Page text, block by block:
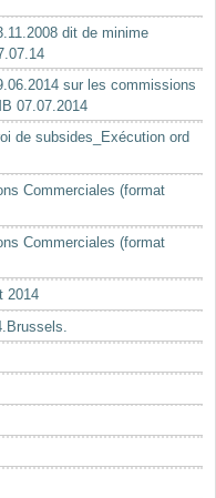
dit de minime
sur les commissions
07.07.2014
de subsides_Exécution ord
Commerciales (format
Commerciales (format
2014